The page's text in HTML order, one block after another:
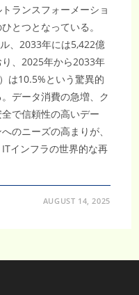
ランスフォーメーショ
とつとなっている。
、2033年には5,422億
、2025年から2033年
は10.5%という驚異的
データ消費の急増、ク
で信頼性の高いデー
のニーズの高まりが、
インフラの世界的な再
AUGUST 14, 2025